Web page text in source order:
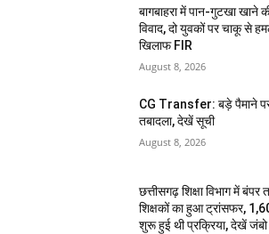
बागबाहरा में पान-गुटखा खाने
विवाद, दो युवकों पर चाकू से
खिलाफ FIR
August 8, 2026
CG Transfer: बड़े पैमाने
तबादला, देखें सूची
August 8, 2026
छत्तीसगढ़ शिक्षा विभाग में बंपर
शिक्षकों का हुआ ट्रांसफर,
शुरू हुई थी प्रक्रिया, देखें